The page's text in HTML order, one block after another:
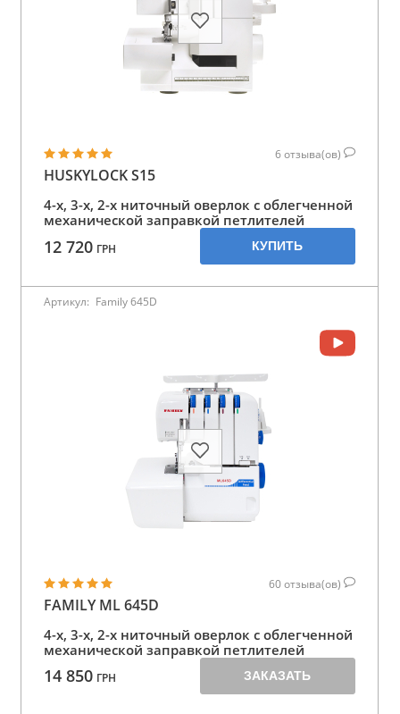
6отзыва(ов)
HUSKYLOCK S15
4-х, 3-х, 2-х ниточный оверлок с облегченной
механической заправкой петлителей
12 720 ГРН КУПИТЬ
Артикул: Family 645D
60отзыва(ов)
FAMILY ML 645D
4-х, 3-х, 2-х ниточный оверлок с облегченной
механической заправкой петлителей
14 850 ГРН ЗАКАЗАТЬ